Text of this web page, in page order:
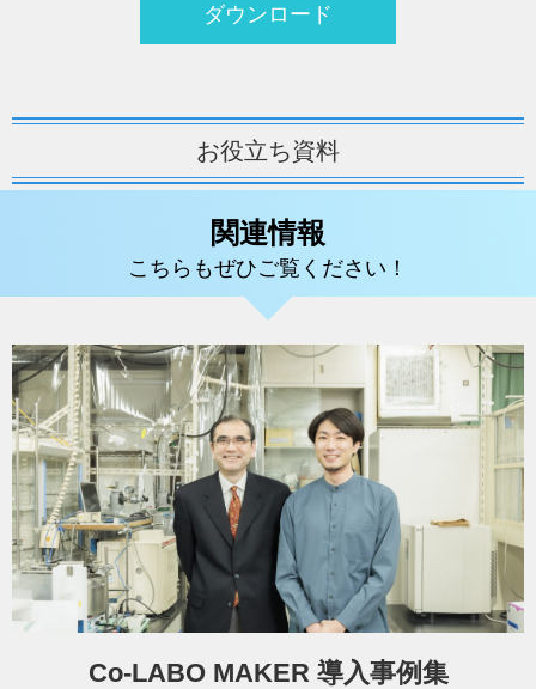
ダウンロード
お役立ち資料
関連情報
こちらもぜひご覧ください！
Co-LABO MAKER 導入事例集